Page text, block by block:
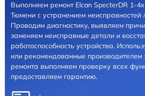
Выполняем ремонт Elcan SpecterDR 1-
Тюмени с устранением неисправностей
Проводим диагностику, выявляем
заменяем неисправные детали и
работоспособность устройства.
или рекомендованные производителем
ремонта выполняем проверку всех
предоставляем гарантию.